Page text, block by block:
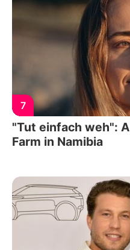
7
"Tut einfach weh":
Farm in Namibia